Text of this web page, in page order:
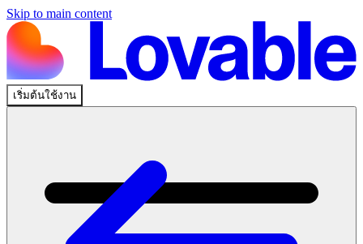
Skip to main content
เริ่มต้นใช้งาน